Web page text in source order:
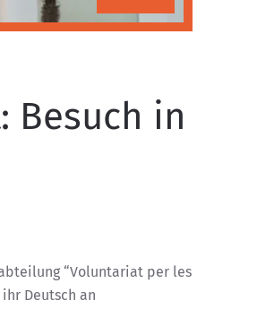
Besuch in
“Voluntariat per les
Deutsch an